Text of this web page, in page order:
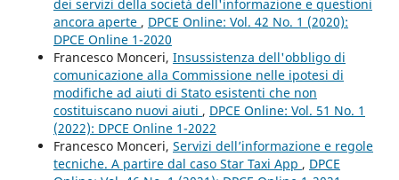
dei servizi della società dell'informazione e questioni
ancora aperte , DPCE Online: Vol. 42 No. 1 (2020):
DPCE Online 1-2020
Francesco Monceri, Insussistenza dell'obbligo di
comunicazione alla Commissione nelle ipotesi di
modifiche ad aiuti di Stato esistenti che non
costituiscano nuovi aiuti , DPCE Online: Vol. 51 No. 1
(2022): DPCE Online 1-2022
Francesco Monceri, Servizi dell’informazione e regole
tecniche. A partire dal caso Star Taxi App , DPCE